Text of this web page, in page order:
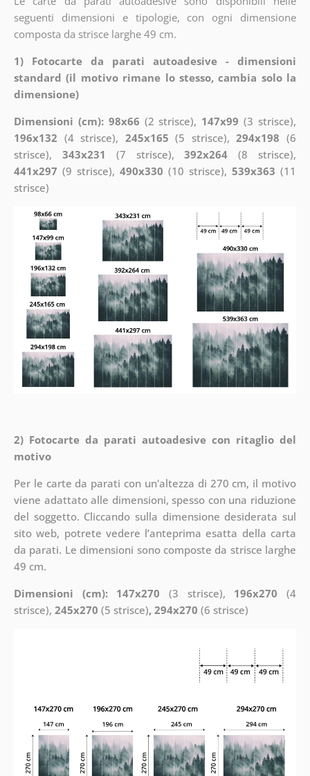
seguenti dimensioni e tipologie, con ogni dimensione
composta da strisce larghe 49 cm.
1) Fotocarte da parati autoadesive - dimensioni
standard (il motivo rimane lo stesso, cambia solo la
dimensione)
Dimensioni (cm): 98x66 (2 strisce), 147x99 (3 strisce),
196x132 (4 strisce), 245x165 (5 strisce),294x198 (6
strisce), 343x231 (7 strisce),392x264 (8 strisce),
441x297 (9 strisce), 490x330 (10 strisce),539x363 (11
strisce)
2) Fotocarte da parati autoadesive con ritaglio del
motivo
Per le carte da parati con un'altezza di 270 cm, il motivo
viene adattato alle dimensioni, spesso con una riduzione
del soggetto. Cliccando sulla dimensione desiderata sul
sito web, potrete vedere l’anteprima esatta della carta
da parati. Le dimensioni sono composte da strisce larghe
49 cm.
Dimensioni (cm): 147x270 (3 strisce), 196x270 (4
strisce), 245x270 (5 strisce), 294x270 (6 strisce)